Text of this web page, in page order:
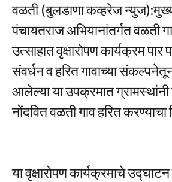
वळती (बुलडाणा कव्हरेज
पंचायतराज अभियानांतर्गत वळती
उत्साहात वृक्षारोपण कार्यक्रम पार
संवर्धन व हरित गावाच्या
आलेल्या या उपक्रमात
नोंदवित वळती गाव हरित करण्याचा
या वृक्षारोपण कार्यक्रमाचे